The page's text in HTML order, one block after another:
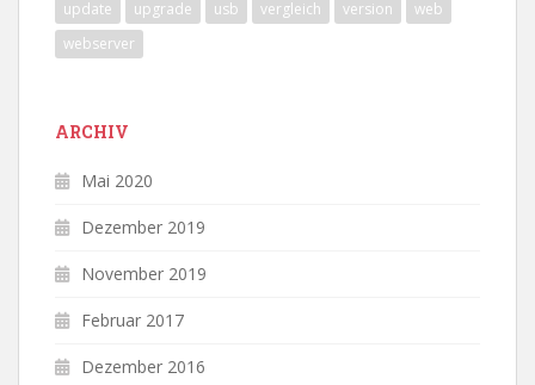
update
upgrade usb vergleich version
web
webserver
ARCHIV
Mai 2020
Dezember 2019
November 2019
Februar 2017
Dezember 2016